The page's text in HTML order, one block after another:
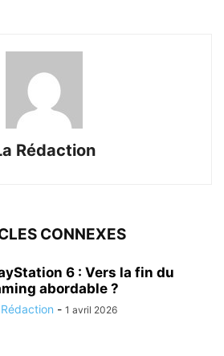
Rédaction
CONNEXES
6 : Vers la fin du
abordable ?
- 1 avril 2026